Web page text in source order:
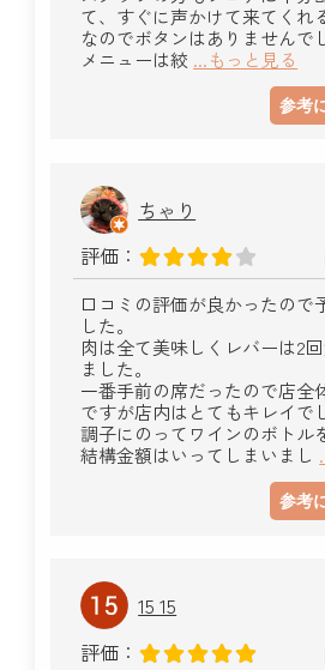
て、すぐに声かけて来てくれ
なのでボタンはありませんで
メニューは絞 ...もっと見る
参考
ちゃり
評価：
口コミの評価が良かったので
した。
肉は全て美味しくレバーは2
ました。
一番手前の席だったので店全
ですが店内はとてもキレイで
調子にのってワインのボトル
結構金額はいってしまいまし
参考
15 15
評価：